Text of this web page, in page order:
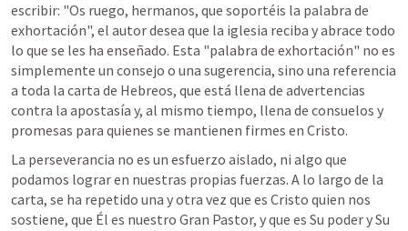
escribir: "Os ruego, hermanos, que soportéis la palabra de
exhortación", el autor desea que la iglesia reciba y abrace todo
lo que se les ha enseñado. Esta "palabra de exhortación" no es
simplemente un consejo o una sugerencia, sino una referencia
a toda la carta de Hebreos, que está llena de advertencias
contra la apostasía y, al mismo tiempo, llena de consuelos y
promesas para quienes se mantienen firmes en Cristo.
La perseverancia no es un esfuerzo aislado, ni algo que
podamos lograr en nuestras propias fuerzas. A lo largo de la
carta, se ha repetido una y otra vez que es Cristo quien nos
sostiene, que Él es nuestro Gran Pastor, y que es Su poder y Su